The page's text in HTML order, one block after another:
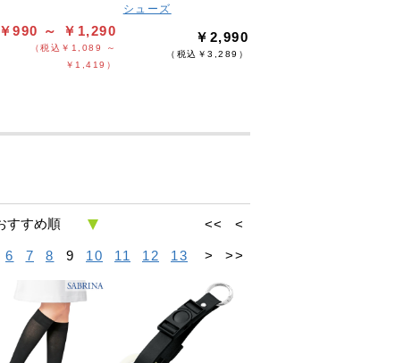
￥990 ～ ￥1,290
（税込￥1,089 ～
￥1,419）
シューズ
￥2,990
（税込￥3,289）
<< <
6 7 8 9 10 11 12 13 > >>